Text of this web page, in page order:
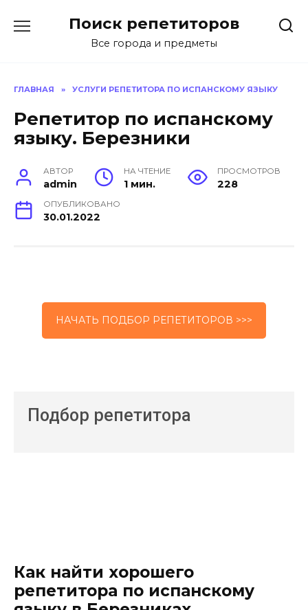
Поиск репетиторов
Все города и предметы
ГЛАВНАЯ » УСЛУГИ РЕПЕТИТОРА ПО ИСПАНСКОМУ ЯЗЫКУ
Репетитор по испанскому
языку. Березники
АВТОР
admin
НА ЧТЕНИЕ
1 мин.
ПРОСМОТРОВ
228
ОПУБЛИКОВАНО
30.01.2022
НАЧАТЬ ПОДБОР РЕПЕТИТОРОВ >>>
Подбор репетитора
Как найти хорошего
репетитора по испанскому